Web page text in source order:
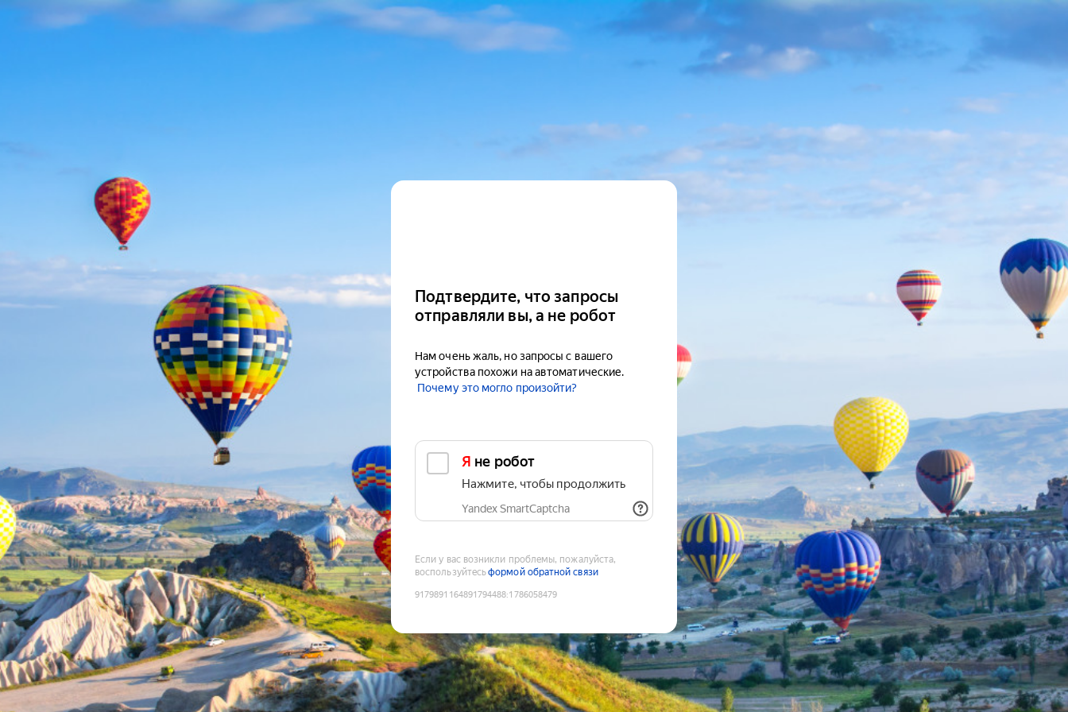
Подтвердите, что запросы
отправляли вы, а не робот
Нам очень жаль, но запросы с вашего
устройства похожи на автоматические.
Почему это могло произойти?
Я не робот
Нажмите, чтобы продолжить
Yandex SmartCaptcha
Если у вас возникли проблемы, пожалуйста,
воспользуйтесьформой обратной связи
9179891164891794488:1786058479